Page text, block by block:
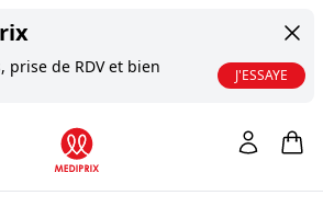
prise de RDV et bien
J'ESSAYE